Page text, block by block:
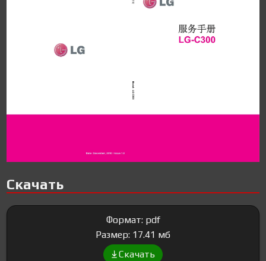
Скачать
Формат: pdf
Размер: 17.41 мб
Скачать